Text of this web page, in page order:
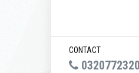
CONTACT
0320772320